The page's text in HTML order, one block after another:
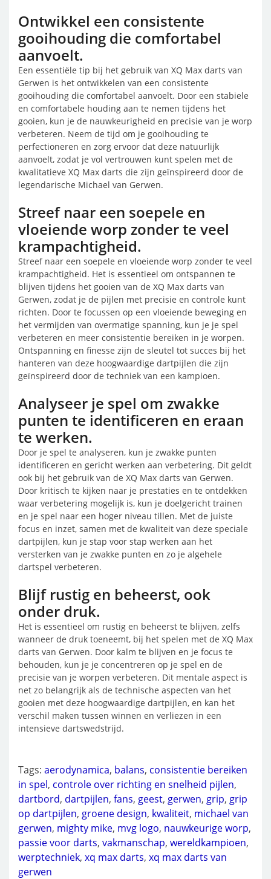
Ontwikkel een consistente
gooihouding die comfortabel
aanvoelt.
Een essentiële tip bij het gebruik van XQ Max darts van
Gerwen is het ontwikkelen van een consistente
gooihouding die comfortabel aanvoelt. Door een stabiele
en comfortabele houding aan te nemen tijdens het
gooien, kun je de nauwkeurigheid en precisie van je worp
verbeteren. Neem de tijd om je gooihouding te
perfectioneren en zorg ervoor dat deze natuurlijk
aanvoelt, zodat je vol vertrouwen kunt spelen met de
kwalitatieve XQ Max darts die zijn geïnspireerd door de
legendarische Michael van Gerwen.
Streef naar een soepele en
vloeiende worp zonder te veel
krampachtigheid.
Streef naar een soepele en vloeiende worp zonder te veel
krampachtigheid. Het is essentieel om ontspannen te
blijven tijdens het gooien van de XQ Max darts van
Gerwen, zodat je de pijlen met precisie en controle kunt
richten. Door te focussen op een vloeiende beweging en
het vermijden van overmatige spanning, kun je je spel
verbeteren en meer consistentie bereiken in je worpen.
Ontspanning en finesse zijn de sleutel tot succes bij het
hanteren van deze hoogwaardige dartpijlen die zijn
geïnspireerd door de techniek van een kampioen.
Analyseer je spel om zwakke
punten te identificeren en eraan
te werken.
Door je spel te analyseren, kun je zwakke punten
identificeren en gericht werken aan verbetering. Dit geldt
ook bij het gebruik van de XQ Max darts van Gerwen.
Door kritisch te kijken naar je prestaties en te ontdekken
waar verbetering mogelijk is, kun je doelgericht trainen
en je spel naar een hoger niveau tillen. Met de juiste
focus en inzet, samen met de kwaliteit van deze speciale
dartpijlen, kun je stap voor stap werken aan het
versterken van je zwakke punten en zo je algehele
dartspel verbeteren.
Blijf rustig en beheerst, ook
onder druk.
Het is essentieel om rustig en beheerst te blijven, zelfs
wanneer de druk toeneemt, bij het spelen met de XQ Max
darts van Gerwen. Door kalm te blijven en je focus te
behouden, kun je je concentreren op je spel en de
precisie van je worpen verbeteren. Dit mentale aspect is
net zo belangrijk als de technische aspecten van het
gooien met deze hoogwaardige dartpijlen, en kan het
verschil maken tussen winnen en verliezen in een
intensieve dartswedstrijd.
Tags: aerodynamica, balans, consistentie bereiken
in spel, controle over richting en snelheid pijlen,
dartbord, dartpijlen, fans, geest, gerwen, grip, grip
op dartpijlen, groene design, kwaliteit, michael van
gerwen, mighty mike, mvg logo, nauwkeurige worp,
passie voor darts, vakmanschap, wereldkampioen,
werptechniek, xq max darts, xq max darts van
gerwen